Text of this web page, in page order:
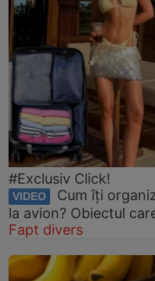
#Exclusiv Click!
VIDEO
Cum îți
la avion? Obiectul
Fapt divers